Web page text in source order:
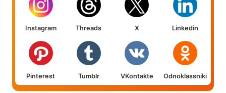
Instagram Threads X Linkedin
Pinterest Tumblr VKontakte Odnoklassniki